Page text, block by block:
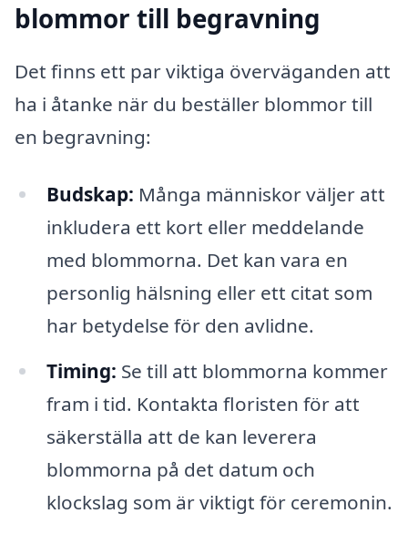
blommor till begravning
Det finns ett par viktiga överväganden att
ha i åtanke när du beställer blommor till
en begravning:
Budskap: Många människor väljer att
inkludera ett kort eller meddelande
med blommorna. Det kan vara en
personlig hälsning eller ett citat som
har betydelse för den avlidne.
Timing: Se till att blommorna kommer
fram i tid. Kontakta floristen för att
säkerställa att de kan leverera
blommorna på det datum och
klockslag som är viktigt för ceremonin.